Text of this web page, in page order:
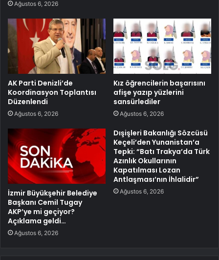
Ağustos 6, 2026
AK Parti Denizli’de
Koordinasyon Toplantısı
Düzenlendi
Ağustos 6, 2026
Kız öğrencilerin başarısını
afişe yazıp yüzlerini
sansürlediler
Ağustos 6, 2026
İzmir Büyükşehir Belediye
Başkanı Cemil Tugay
AKP’ye mi geçiyor?
Açıklama geldi…
Ağustos 6, 2026
Dışişleri Bakanlığı Sözcüsü
Keçeli’den Yunanistan’a
Tepki: “Batı Trakya’da Türk
Azınlık Okullarının
Kapatılması Lozan
Antlaşması’nın İhlalidir”
Ağustos 6, 2026